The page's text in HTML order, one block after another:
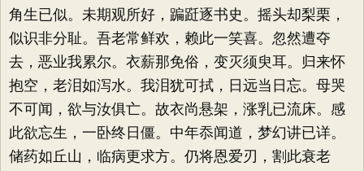
角生已似。未期观所好，蹁跹逐书史。摇头却梨栗，
似识非分耻。吾老常鲜欢，赖此一笑喜。忽然遭夺
去，恶业我累尔。衣薪那免俗，变灭须臾耳。归来怀
抱空，老泪如泻水。我泪犹可拭，日远当日忘。母哭
不可闻，欲与汝俱亡。故衣尚悬架，涨乳已流床。感
此欲忘生，一卧终日僵。中年忝闻道，梦幻讲已详。
储药如丘山，临病更求方。仍将恩爱刃，割此衰老